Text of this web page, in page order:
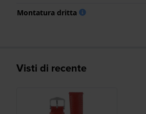
Montatura dritta
Visti di recente